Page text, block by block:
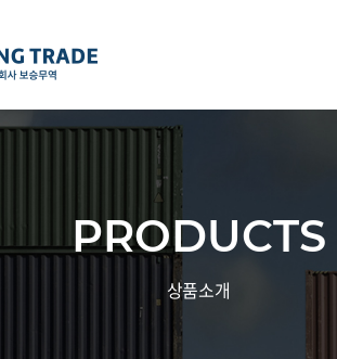
PRODUCTS
상품소개